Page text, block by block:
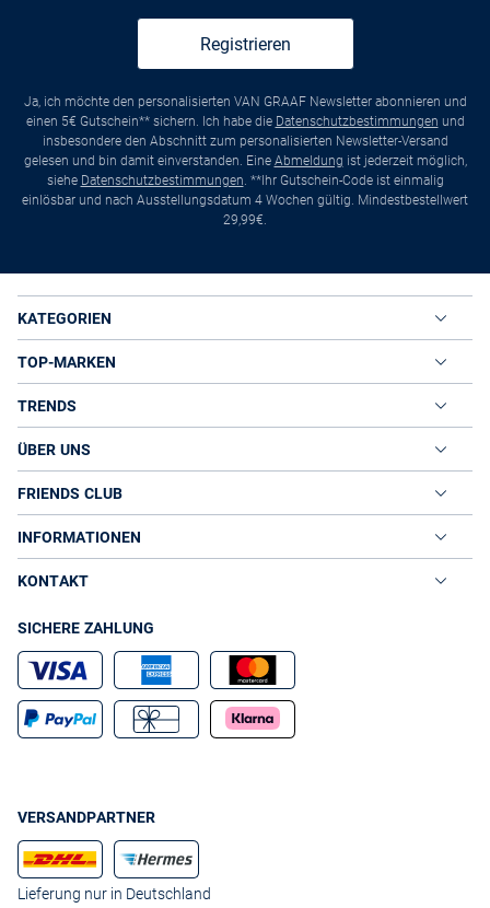
Registrieren
Ja, ich möchte den personalisierten VAN GRAAF Newsletter abonnieren und
einen 5€ Gutschein** sichern. Ich habe die Datenschutzbestimmungen und
insbesondere den Abschnitt zum personalisierten Newsletter-Versand
gelesen und bin damit einverstanden. Eine Abmeldung ist jederzeit möglich,
siehe Datenschutzbestimmungen. **Ihr Gutschein-Code ist einmalig
einlösbar und nach Ausstellungsdatum 4 Wochen gültig. Mindestbestellwert
29,99€.
KATEGORIEN
TOP-MARKEN
TRENDS
ÜBER UNS
FRIENDS CLUB
INFORMATIONEN
KONTAKT
SICHERE ZAHLUNG
VERSANDPARTNER
Lieferung nur in Deutschland